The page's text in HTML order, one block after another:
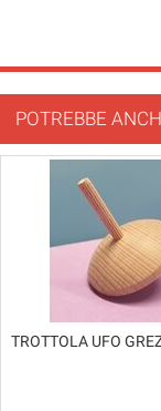
POTREBBE
TROTTOLA UFO